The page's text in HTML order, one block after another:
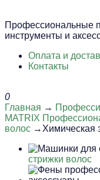
Профессиональные
инструменты и
Оплата и
Контакты
0
Главная →
MATRIX
волос →Химическая
стрижки волос